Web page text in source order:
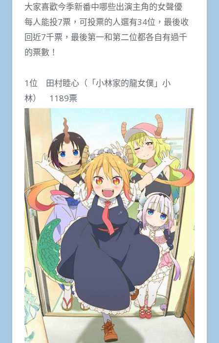
大家喜歡今季新番中哪些出演主角的女聲優
每人能投7票，可投票的人選有34位，最後收
回近7千票，最後第一和第二位都各自有過千
的票數！
1位 田村睦心（「小林家的龍女僕」小
林） 1189票